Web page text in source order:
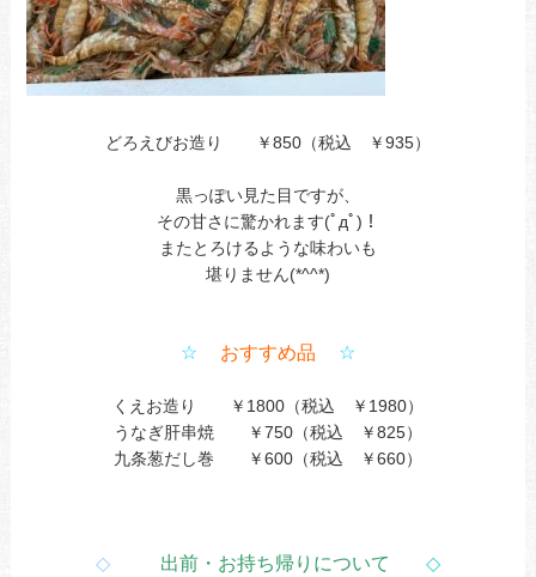
どろえびお造り ￥850（税込 ￥935）
黒っぽい見た目ですが、
その甘さに驚かれます(ﾟдﾟ)！
またとろけるような味わいも
堪りません(*^^*)
☆ おすすめ品 ☆
くえお造り ￥1800（税込 ￥1980）
うなぎ肝串焼 ￥750（税込 ￥825）
九条葱だし巻 ￥600（税込 ￥660）
◇ 出前・お持ち帰りについて ◇